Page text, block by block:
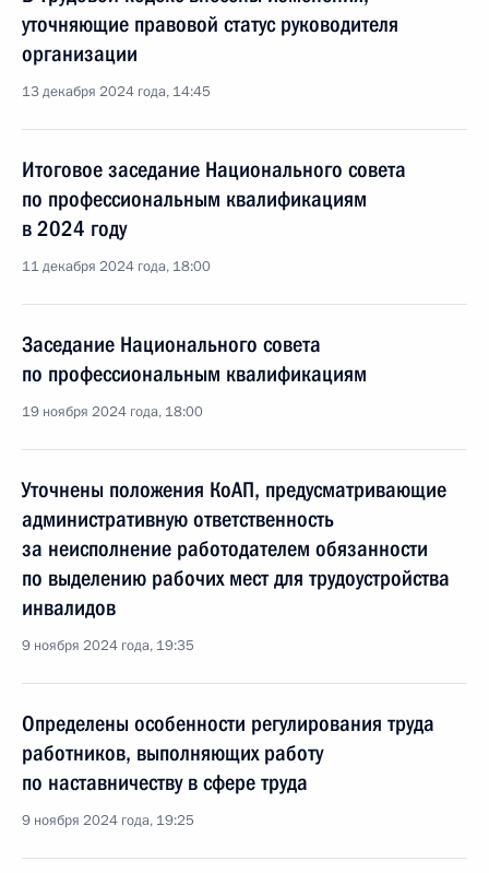
уточняющие правовой статус руководителя
организации
13 декабря 2024 года, 14:45
Итоговое заседание Национального совета
по профессиональным квалификациям
в 2024 году
11 декабря 2024 года, 18:00
Заседание Национального совета
по профессиональным квалификациям
19 ноября 2024 года, 18:00
Уточнены положения КоАП, предусматривающие
административную ответственность
за неисполнение работодателем обязанности
по выделению рабочих мест для трудоустройства
инвалидов
9 ноября 2024 года, 19:35
Определены особенности регулирования труда
работников, выполняющих работу
по наставничеству в сфере труда
9 ноября 2024 года, 19:25